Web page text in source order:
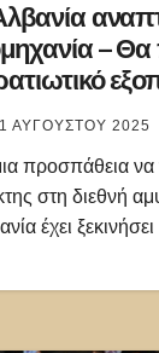
–
ΑΥΓΟΎΣΤΟΥ 2025
προσπάθεια να
στη διεθνή
έχει